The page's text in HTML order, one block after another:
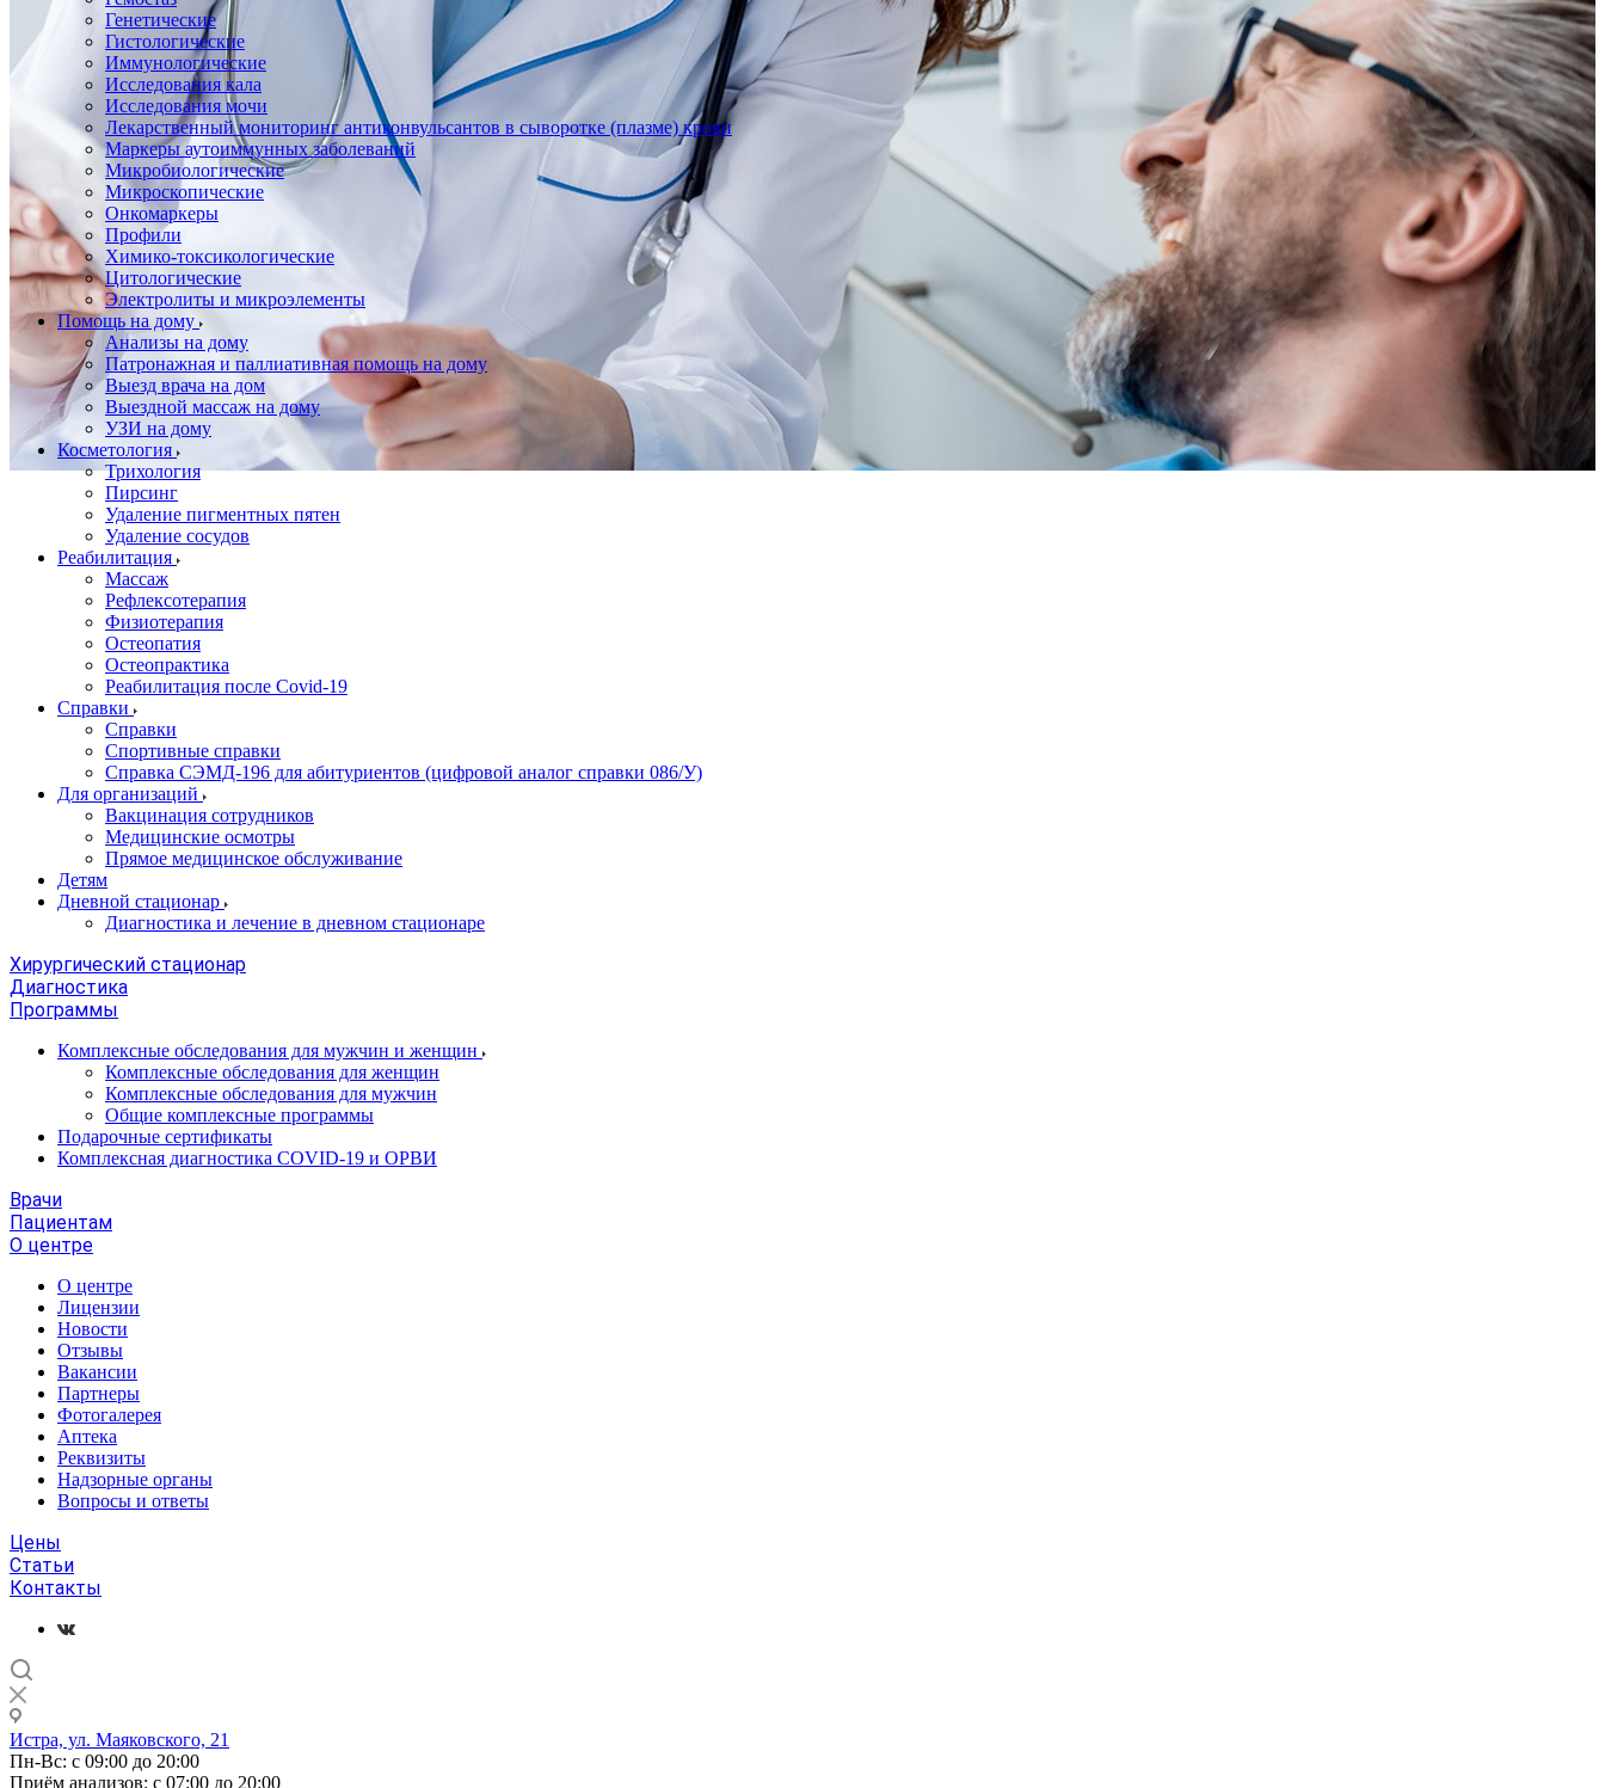
Генетические
Гистологические
Иммунологические
Исследования кала
Исследования мочи
Лекарственный мониторинг антиконвульсантов в сыворотке (плазме) крови
Маркеры аутоиммунных заболеваний
Микробиологические
Микроскопические
Онкомаркеры
Профили
Химико-токсикологические
Цитологические
Электролиты и микроэлементы
Помощь на дому
Анализы на дому
Патронажная и паллиативная помощь на дому
Выезд врача на дом
Выездной массаж на дому
УЗИ на дому
Косметология
Трихология
Пирсинг
Удаление пигментных пятен
Удаление сосудов
Реабилитация
Массаж
Рефлексотерапия
Физиотерапия
Остеопатия
Остеопрактика
Реабилитация после Covid-19
Справки
Справки
Спортивные справки
Справка СЭМД‑196 для абитуриентов (цифровой аналог справки 086/У)
Для организаций
Вакцинация сотрудников
Медицинские осмотры
Прямое медицинское обслуживание
Детям
Дневной стационар
Диагностика и лечение в дневном стационаре
Хирургический стационар
Диагностика
Программы
Комплексные обследования для мужчин и женщин
Комплексные обследования для женщин
Комплексные обследования для мужчин
Общие комплексные программы
Подарочные сертификаты
Комплексная диагностика COVID-19 и ОРВИ
Врачи
Пациентам
О центре
О центре
Лицензии
Новости
Отзывы
Вакансии
Партнеры
Фотогалерея
Аптека
Реквизиты
Надзорные органы
Вопросы и ответы
Цены
Статьи
Контакты
Истра, ул. Маяковского, 21
Пн-Вс: с 09:00 до 20:00
Приём анализов: с 07:00 до 20:00